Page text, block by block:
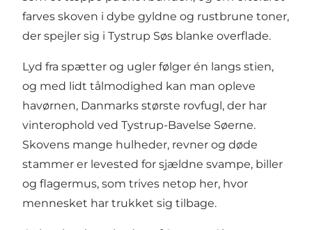
farves skoven i dybe gyldne og rustbrune toner,
der spejler sig i Tystrup Søs blanke overflade.
Lyd fra spætter og ugler følger én langs stien,
og med lidt tålmodighed kan man opleve
havørnen, Danmarks største rovfugl, der har
vinterophold ved Tystrup-Bavelse Søerne.
Skovens mange hulheder, revner og døde
stammer er levested for sjældne svampe, biller
og flagermus, som trives netop her, hvor
mennesket har trukket sig tilbage.